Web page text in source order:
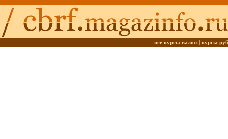
все курсы валют| курсы